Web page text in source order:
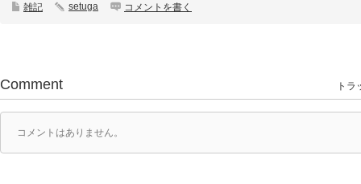
雑記 setuga コメントを書く
Comment トラ
コメントはありません。